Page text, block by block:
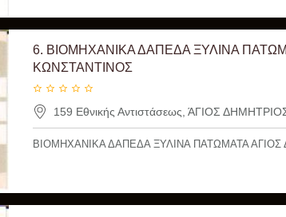
6. ΒΙΟΜΗΧΑΝΙΚΑ ΔΑΠΕΔΑ ΞΥΛΙΝΑ
ΚΩΝΣΤΑΝΤΙΝΟΣ
159 Εθνικής Αντιστάσεως, ΆΓΙΟΣ
ΒΙΟΜΗΧΑΝΙΚΑ ΔΑΠΕΔΑ ΞΥΛΙΝΑ ΠΑΤΩΜΑΤΑ